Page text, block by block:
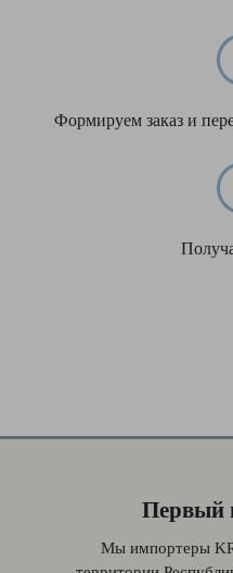
Формируем заказ и
Первый
Мы импортеры